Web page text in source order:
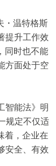
・温特格斯
提升工作效
同时也不能
方面处于空
智能法》明
规定不仅适
着，企业在
安全、有效